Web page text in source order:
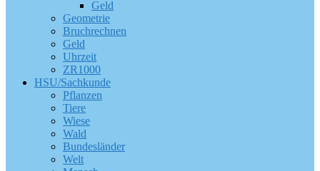
Geld
Geometrie
Bruchrechnen
Geld
Uhrzeit
ZR1000
HSU/Sachkunde
Pflanzen
Tiere
Wiese
Wald
Bundesländer
Welt